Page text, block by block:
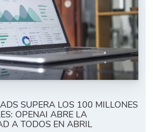
SUPERA LOS 100 MILLONES
OPENAI ABRE LA
A TODOS EN ABRIL